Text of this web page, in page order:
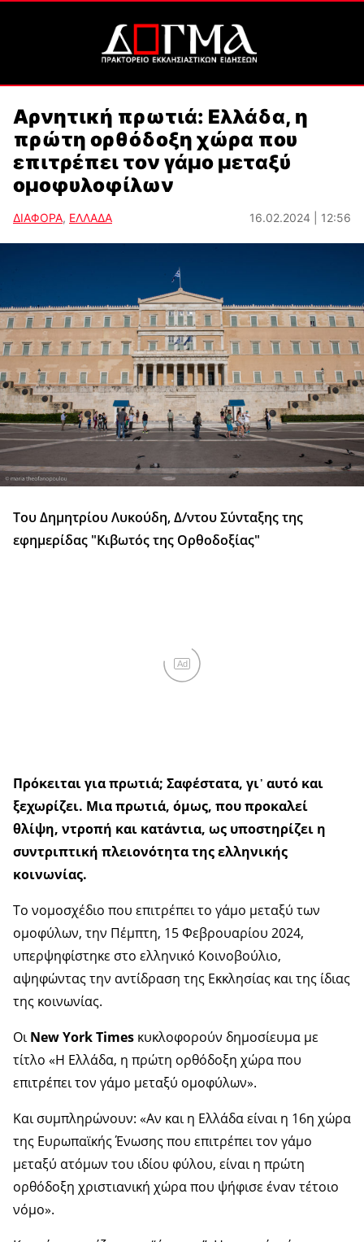
Αρνητική πρωτιά: Ελλάδα, η
πρώτη ορθόδοξη χώρα που
επιτρέπει τον γάμο μεταξύ
ομοφυλοφίλων
ΔΙΑΦΟΡΑ, ΕΛΛΑΔΑ 16.02.2024 | 12:56
Του Δημητρίου Λυκούδη, Δ/ντου Σύνταξης της
εφημερίδας "Κιβωτός της Ορθοδοξίας"
Ad
Πρόκειται για πρωτιά; Σαφέστατα, γι᾿ αυτό και
ξεχωρίζει. Μια πρωτιά, όμως, που προκαλεί
θλίψη, ντροπή και κατάντια, ως υποστηρίζει η
συντριπτική πλειονότητα της ελληνικής
κοινωνίας.
Το νομοσχέδιο που επιτρέπει το γάμο μεταξύ των
ομοφύλων, την Πέμπτη, 15 Φεβρουαρίου 2024,
υπερψηφίστηκε στο ελληνικό Κοινοβούλιο,
αψηφώντας την αντίδραση της Εκκλησίας και της ίδιας
της κοινωνίας.
ΟιNewYorkTimes κυκλοφορούν δημοσίευμα με
τίτλο «Η Ελλάδα, η πρώτη ορθόδοξη χώρα που
επιτρέπει τον γάμο μεταξύ ομοφύλων».
Και συμπληρώνουν: «Αν και η Ελλάδα είναι η 16η χώρα
της Ευρωπαϊκής Ένωσης που επιτρέπει τον γάμο
μεταξύ ατόμων του ιδίου φύλου, είναι η πρώτη
ορθόδοξη χριστιανική χώρα που ψήφισε έναν τέτοιο
νόμο».